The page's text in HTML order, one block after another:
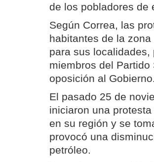
de los pobladores de
Según Correa, las
habitantes de la
para sus
miembros del
oposición al Gobierno.
El pasado 25 de
iniciaron una
en su región y se
provocó una
petróleo.